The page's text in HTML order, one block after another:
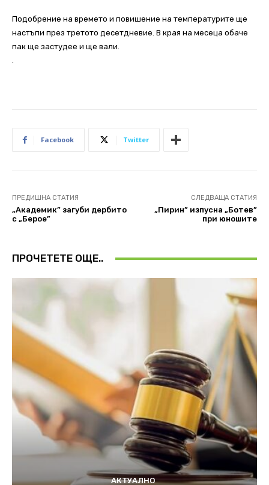
Подобрение на времето и повишение на температурите ще
настъпи през третото десетдневие. В края на месеца обаче
пак ще застудее и ще вали.
.
Facebook Twitter
ПРЕДИШНА СТАТИЯ
„Академик” загуби дербито
с „Берое”
СЛЕДВАЩА СТАТИЯ
„Пирин” изпусна „Ботев”
при юношите
ПРОЧЕТЕТЕ ОЩЕ..
АКТУАЛНО